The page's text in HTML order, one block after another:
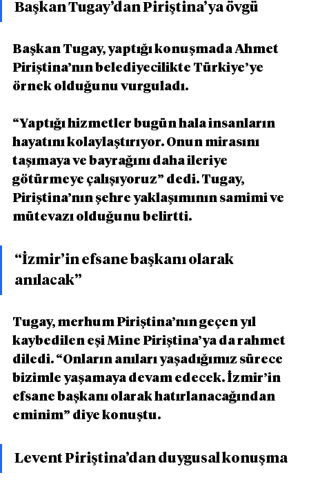
Başkan Tugay’dan Piriştina’ya övgü
Başkan Tugay, yaptığı konuşmada Ahmet
Piriştina’nın belediyecilikte Türkiye’ye
örnek olduğunu vurguladı.
“Yaptığı hizmetler bugün hala insanların
hayatını kolaylaştırıyor. Onun mirasını
taşımaya ve bayrağını daha ileriye
götürmeye çalışıyoruz” dedi. Tugay,
Piriştina’nın şehre yaklaşımının samimi ve
mütevazı olduğunu belirtti.
“İzmir’in efsane başkanı olarak
anılacak”
Tugay, merhum Piriştina’nın geçen yıl
kaybedilen eşi Mine Piriştina’ya da rahmet
diledi. “Onların anıları yaşadığımız sürece
bizimle yaşamaya devam edecek. İzmir’in
efsane başkanı olarak hatırlanacağından
eminim” diye konuştu.
Levent Piriştina’dan duygusal konuşma